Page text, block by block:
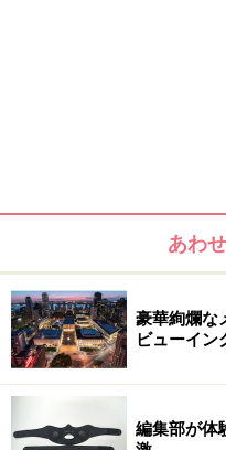
毎日続けられる洗顔料・化
角層の水分量を増やす「
などの日常行為によって
に吸い寄せられ、うる
あわ
豪華絢爛な
ビューイン
編集部が体